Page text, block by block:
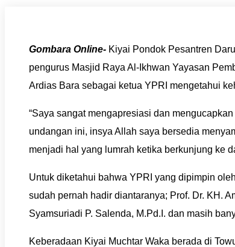
Gombara Online- Kiyai Pondok Pesantren
pengurus Masjid Raya Al-Ikhwan Yayasan
Ardias Bara sebagai ketua YPRI mengetahui
“Saya sangat mengapresiasi dan
undangan ini, insya Allah saya bersedia
menjadi hal yang lumrah ketika berkunjung ke
Untuk diketahui bahwa YPRI yang dipimpin
sudah pernah hadir diantaranya; Prof. Dr. KH.
Syamsuriadi P. Salenda, M.Pd.I. dan masih
Keberadaan Kiyai Muchtar Waka berada di